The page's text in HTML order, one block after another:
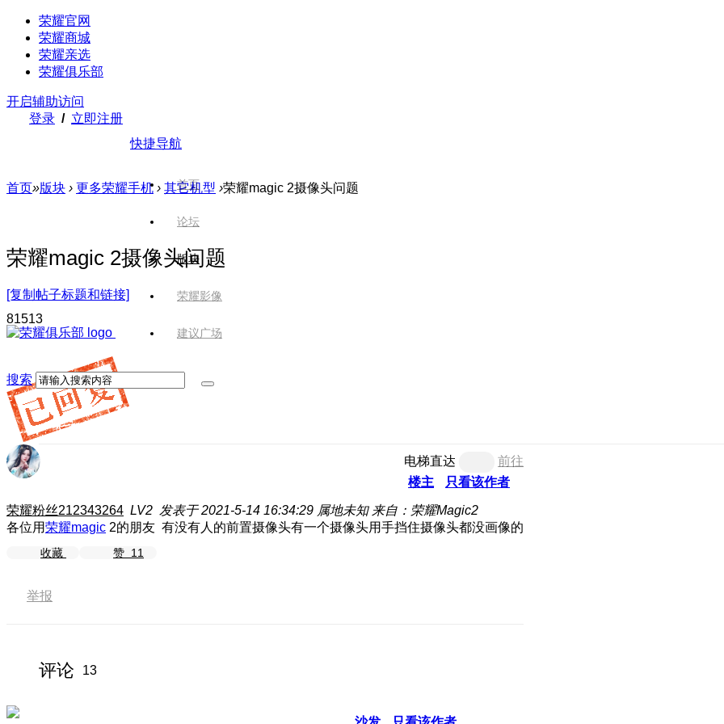
荣耀官网
荣耀商城
荣耀亲选
荣耀俱乐部
开启辅助访问
登录 / 立即注册
快捷导航
首页
论坛
版块
荣耀影像
建议广场
搜索
首页»版块 › 更多荣耀手机 › 其它机型 ›荣耀magic 2摄像头问题
荣耀magic 2摄像头问题
[复制帖子标题和链接]
81513
电梯直达
前往
楼主
只看该作者
荣耀粉丝212343264 LV2 发表于 2021-5-14 16:34:29 属地未知 来自：荣耀Magic2
各位用荣耀magic 2的朋友 有没有人的前置摄像头有一个摄像头用手挡住摄像头都没画像的
收藏 赞 11
举报
评论 13